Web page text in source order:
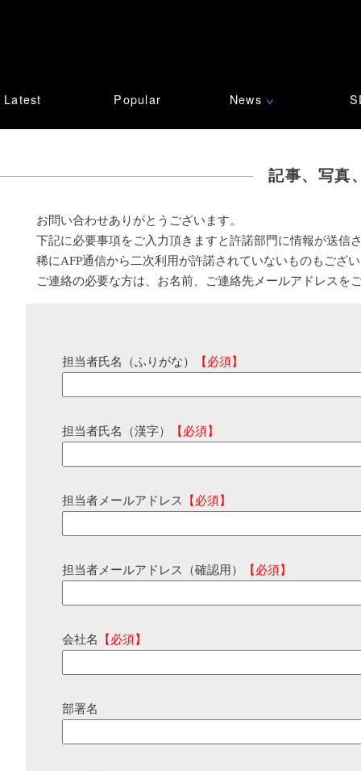
Latest Popular News ∨
記事、写真
お問い合わせありがとうございます。
下記に必要事項をご入力頂きますと許諾部門に情報が送信
稀にAFP通信から二次利用が許諾されていないものもござ
ご連絡の必要な方は、お名前、ご連絡先メールアドレスを
担当者氏名（ふりがな） 【必須】
担当者氏名（漢字） 【必須】
担当者メールアドレス 【必須】
担当者メールアドレス（確認用） 【必須】
会社名 【必須】
部署名